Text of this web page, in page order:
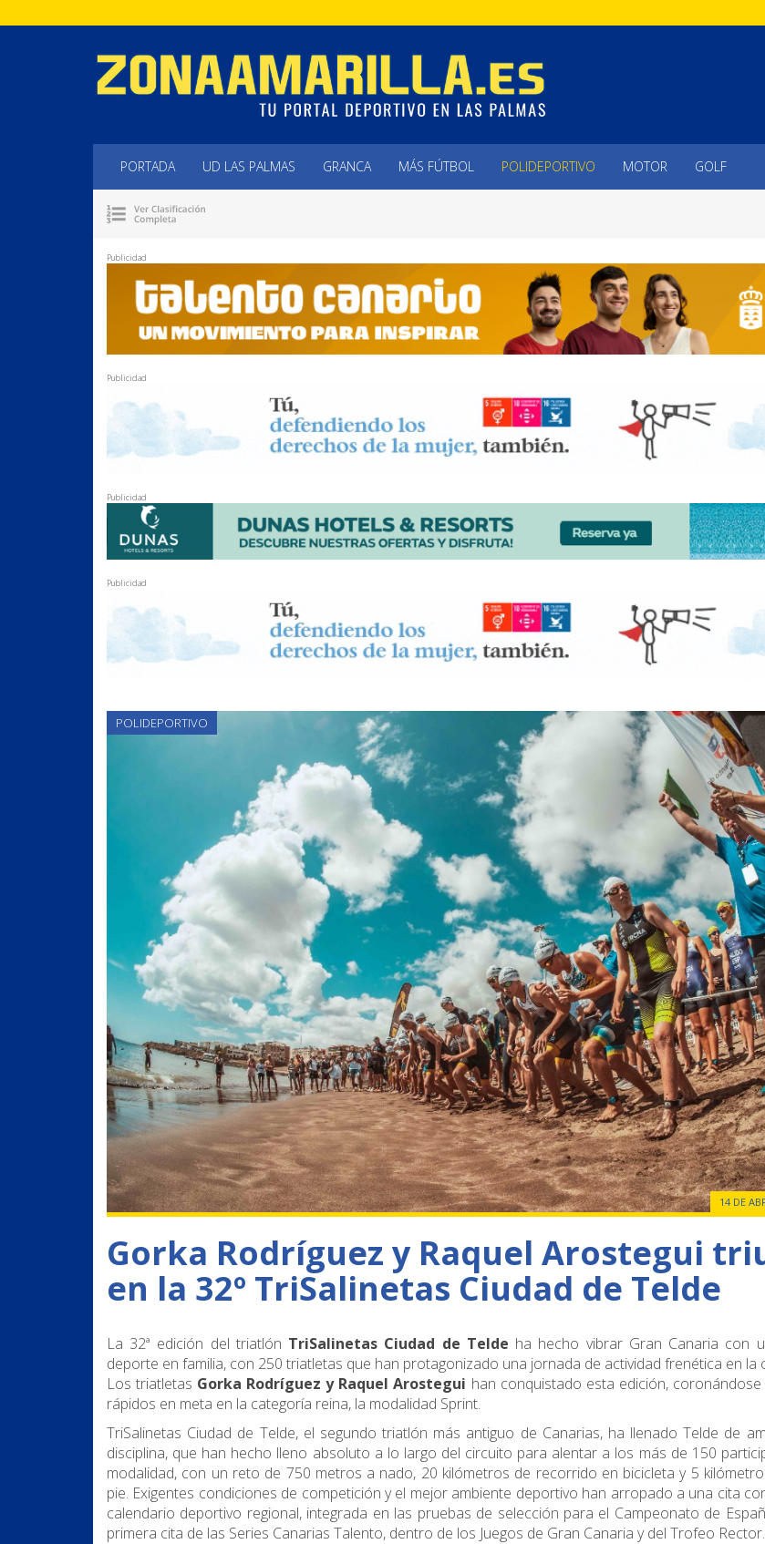
PORTADA UD LAS PALMAS GRANCA MÁS FÚTBOL POLIDEPORTIVO MOTOR GOLF
Publicidad
Publicidad
Publicidad
Publicidad
POLIDEPORTIVO
14 DE
Gorka Rodríguez y Raquel Arostegui
en la 32º TriSalinetas Ciudad de Telde
La 32ª edición del triatlón TriSalinetas Ciudad de Telde ha hecho vibrar Gran Canaria con
deporte en familia, con 250 triatletas que han protagonizado una jornada de actividad frenética en la
Los triatletas Gorka Rodríguez y Raquel Arostegui han conquistado esta edición,
rápidos en meta en la categoría reina, la modalidad Sprint.
TriSalinetas Ciudad de Telde, el segundo triatlón más antiguo de Canarias, ha llenado Telde de
disciplina, que han hecho lleno absoluto a lo largo del circuito para alentar a los más de 150
modalidad, con un reto de 750 metros a nado, 20 kilómetros de recorrido en bicicleta y 5
pie. Exigentes condiciones de competición y el mejor ambiente deportivo han arropado a una cita
calendario deportivo regional, integrada en las pruebas de selección para el Campeonato de
primera cita de las Series Canarias Talento, dentro de los Juegos de Gran Canaria y del Trofeo Rector.